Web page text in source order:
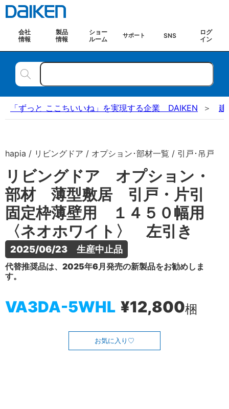
会社
情報
製品
情報
ショー
ルーム
サポート SNS
ログ
イン
「ずっと ここちいいね」を実現する企業 DAIKEN 建
hapia / リビングドア / オプション･部材一覧 / 引戸･吊戸
リビングドア オプション・
部材 薄型敷居 引戸・片引
固定枠薄壁用 １４５０幅用
〈ネオホワイト〉 左引き
2025/06/23　生産中止品
代替推奨品は、2025年6月発売の新製品をお勧めしま
す。
VA3DA-5WHL ¥12,800梱
お気に入り